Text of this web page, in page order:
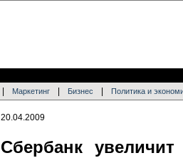
Маркетинг Бизнес Политика и
20.04.2009
Сбербанк